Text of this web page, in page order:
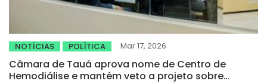
NOTÍCIAS POLÍTICA Mar 17, 2026
Câmara de Tauá aprova nome de Centro de
Hemodiálise e mantém veto a projeto sobre